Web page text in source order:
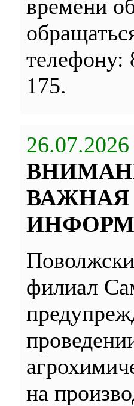
времени
телефону:
175.
26.07.2026
ВАЖНАЯ
филиал
на